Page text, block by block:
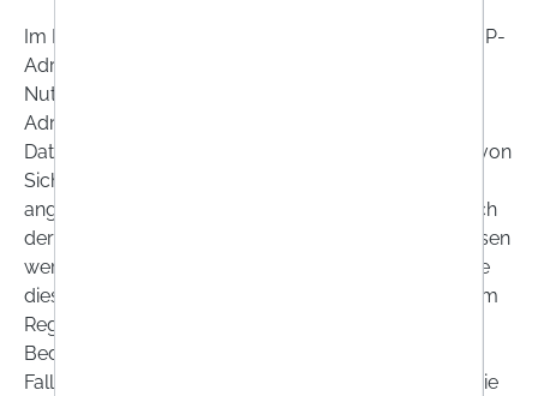
Im Rahmen der
speichern wir die IP-
Adresse und Nutzungsdaten für die Dauer des
Nutzungsvorgangs. Darüber hinaus kann die IP-
Adresse gespeichert werden, soweit dies zur
Datensicherheit und Aufklärung oder Verhinderung von
Sicherheit- oder Datenschutzverletzungen
angemessen ist, wobei sich die Angemessenheit nach
der konkreten Bedrohungslage richtet. Die IP-Adressen
werden in diesem Falle nur so lange gespeichert, wie
dies für die vorgenannten Zwecke angemessen ist, im
Regelfall nur 7 Werktage und auch in besonderen
Bedrohungsfällen nicht über drei Monate hinaus. Im
Falle einer Strafanzeige oder Strafverfolgung oder die